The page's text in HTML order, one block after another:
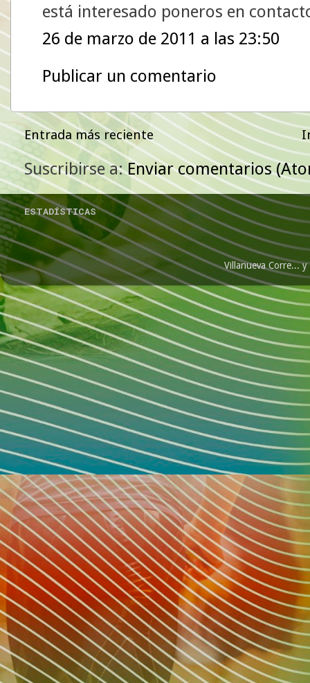
está interesado poneros en
26 de marzo de 2011 a las 23:50
Publicar un comentario
Entrada más reciente
Suscribirse a:Enviar comentarios
ESTADÍSTICAS
Villanueva Corre...